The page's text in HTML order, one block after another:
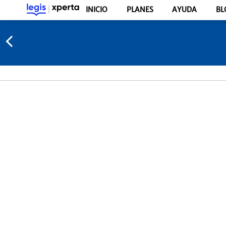
INICIO PLANES AYUDA